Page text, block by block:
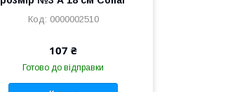
0000002510
107 ₴
Готово до відправки